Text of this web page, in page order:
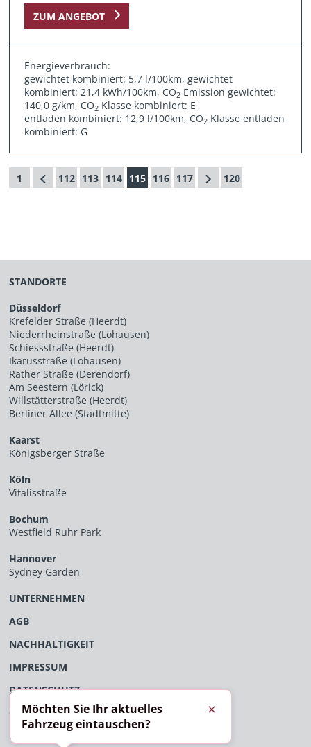
ZUM ANGEBOT
Energieverbrauch:
gewichtet kombiniert: 5,7 l/100km, gewichtet
kombiniert: 21,4 kWh/100km, CO2 Emission gewichtet:
140,0 g/km, CO2 Klasse kombiniert: E
entladen kombiniert: 12,9 l/100km, CO2 Klasse entladen
kombiniert: G
1 112 113 114 115 116 117 120
STANDORTE
Düsseldorf
Krefelder Straße (Heerdt)
Niederrheinstraße (Lohausen)
Schiessstraße (Heerdt)
Ikarusstraße (Lohausen)
Rather Straße (Derendorf)
Am Seestern (Lörick)
Willstätterstraße (Heerdt)
Berliner Allee (Stadtmitte)
Kaarst
Königsberger Straße
Köln
Vitalisstraße
Bochum
Westfield Ruhr Park
Hannover
Sydney Garden
UNTERNEHMEN
AGB
NACHHALTIGKEIT
IMPRESSUM
DATENSCHUTZ
ÖFFENTLICHES VERFAHRENSVERZEICHNIS
EU-DATENVERORDNUNG
Möchten Sie Ihr aktuelles
Fahrzeug eintauschen?
Schließen